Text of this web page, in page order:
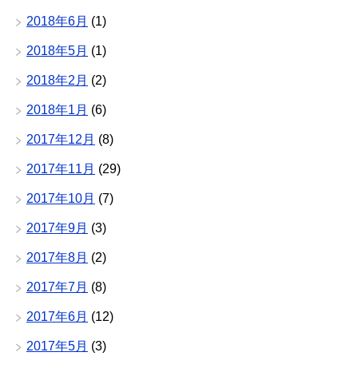
2018年6月 (1)
2018年5月 (1)
2018年2月 (2)
2018年1月 (6)
2017年12月 (8)
2017年11月 (29)
2017年10月 (7)
2017年9月 (3)
2017年8月 (2)
2017年7月 (8)
2017年6月 (12)
2017年5月 (3)